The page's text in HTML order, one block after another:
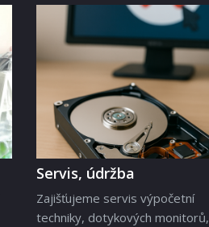
Servis, údržba
Zajišťujeme servis výpočetní
techniky, dotykových monitorů,